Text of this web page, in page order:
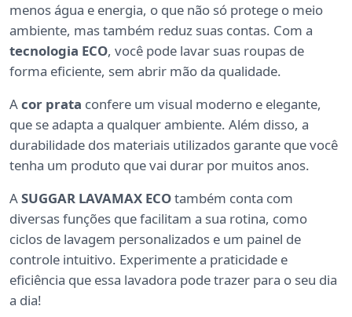
menos água e energia, o que não só protege o meio
ambiente, mas também reduz suas contas. Com a
tecnologia ECO, você pode lavar suas roupas de
forma eficiente, sem abrir mão da qualidade.
Acor prata confere um visual moderno e elegante,
que se adapta a qualquer ambiente. Além disso, a
durabilidade dos materiais utilizados garante que você
tenha um produto que vai durar por muitos anos.
ASUGGAR LAVAMAX ECOtambém conta com
diversas funções que facilitam a sua rotina, como
ciclos de lavagem personalizados e um painel de
controle intuitivo. Experimente a praticidade e
eficiência que essa lavadora pode trazer para o seu dia
a dia!